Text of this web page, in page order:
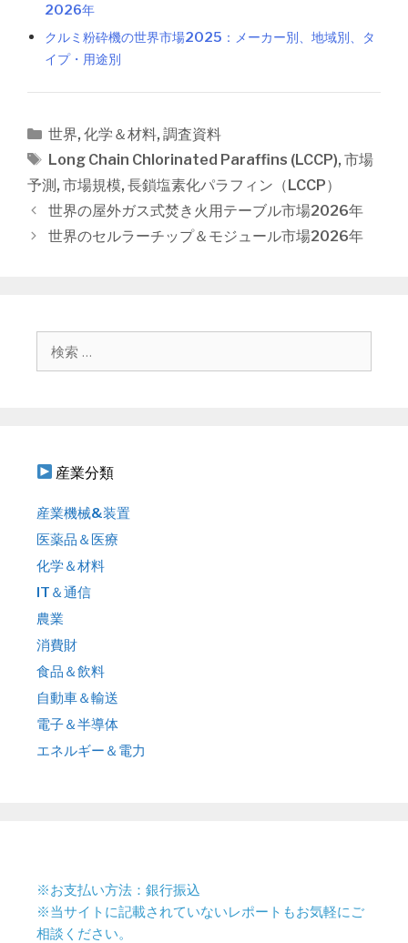
2026年
クルミ粉砕機の世界市場2025：メーカー別、地域別、タ
イプ・用途別
カ
テ
ゴ
リ
ー
世界, 化学＆材料, 調査資料
タ
グ
Long Chain Chlorinated Paraffins (LCCP), 市場
予測 , 市場規模, 長鎖塩素化パラフィン（LCCP）
投
稿
世界の屋外ガス式焚き火用テーブル市場2026年
世界のセルラーチップ＆モジュール市場2026年
産業分類
産業機械&装置
医薬品＆医療
化学＆材料
IT＆通信
農業
消費財
食品＆飲料
自動車＆輸送
電子＆半導体
エネルギー＆電力
※お支払い方法：銀行振込
※当サイトに記載されていないレポートもお気軽にご
相談ください。